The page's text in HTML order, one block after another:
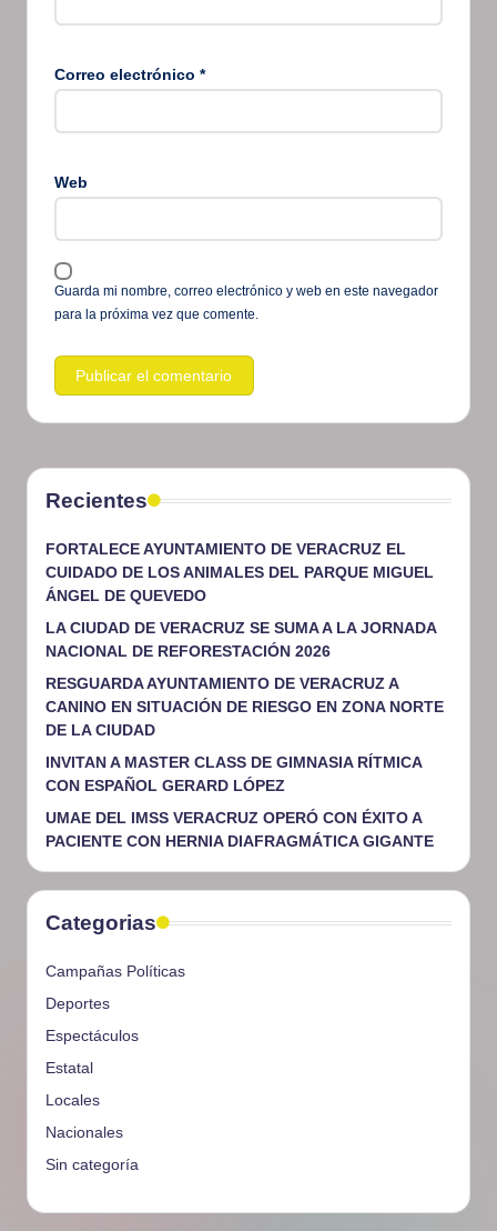
Correo electrónico *
Web
Guarda mi nombre, correo electrónico y web en este navegador
para la próxima vez que comente.
Recientes
FORTALECE AYUNTAMIENTO DE VERACRUZ EL
CUIDADO DE LOS ANIMALES DEL PARQUE MIGUEL
ÁNGEL DE QUEVEDO
LA CIUDAD DE VERACRUZ SE SUMA A LA JORNADA
NACIONAL DE REFORESTACIÓN 2026
RESGUARDA AYUNTAMIENTO DE VERACRUZ A
CANINO EN SITUACIÓN DE RIESGO EN ZONA NORTE
DE LA CIUDAD
INVITAN A MASTER CLASS DE GIMNASIA RÍTMICA
CON ESPAÑOL GERARD LÓPEZ
UMAE DEL IMSS VERACRUZ OPERÓ CON ÉXITO A
PACIENTE CON HERNIA DIAFRAGMÁTICA GIGANTE
Categorias
Campañas Políticas
Deportes
Espectáculos
Estatal
Locales
Nacionales
Sin categoría